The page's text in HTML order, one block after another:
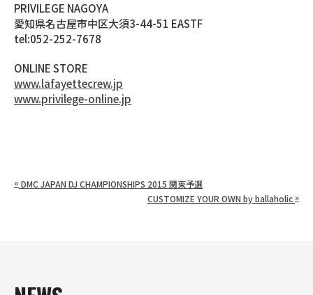
PRIVILEGE NAGOYA
愛知県名古屋市中区大須3-44-51 EASTF
tel:052-252-7678
ONLINE STORE
www.lafayettecrew.jp
www.privilege-online.jp
« DMC JAPAN DJ CHAMPIONSHIPS 2015 関東予選
CUSTOMIZE YOUR OWN by ballaholic»